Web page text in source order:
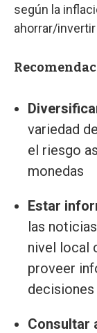
según la
ahorrar/invertir
variedad
el riesgo
monedas
Estar
las
nivel local
proveer
Consultar